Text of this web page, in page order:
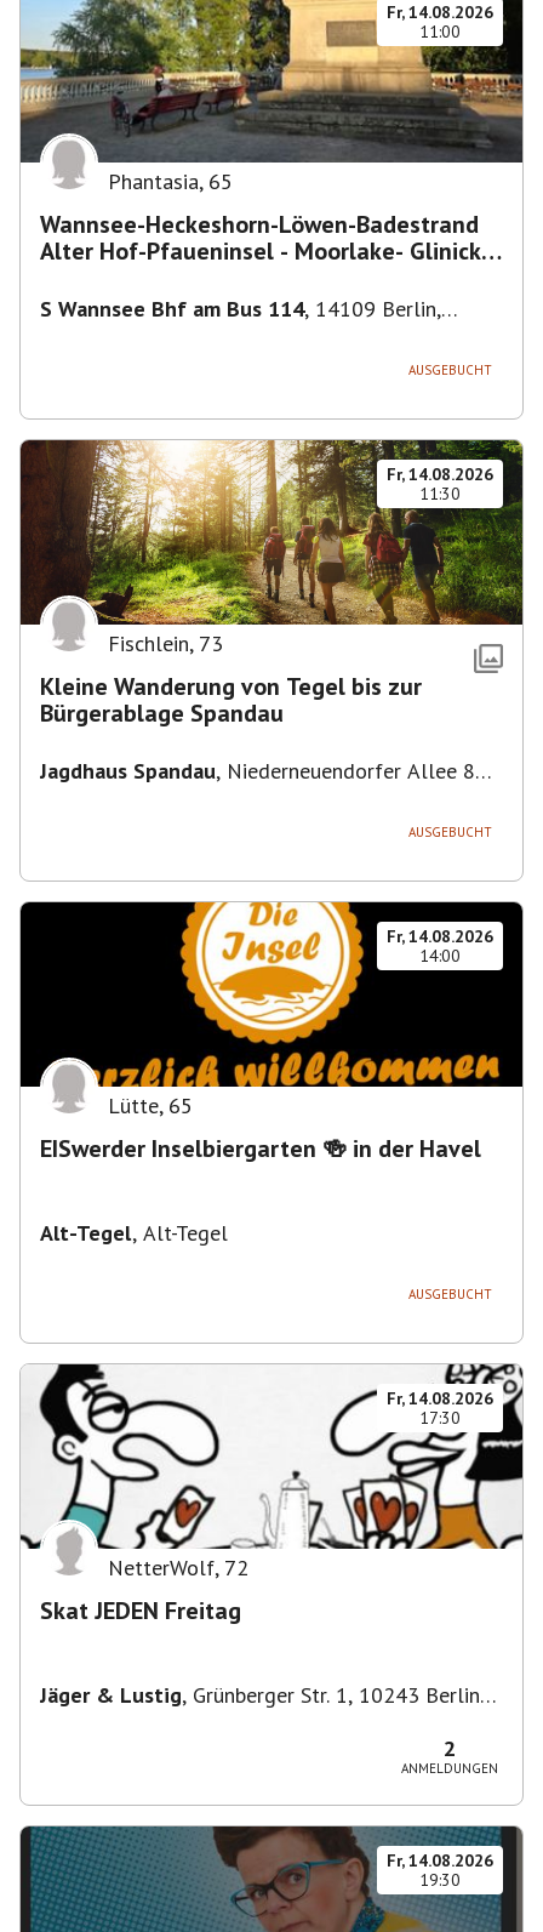
Fr, 14.08.2026
11:00
Phantasia, 65
Wannsee-Heckeshorn-Löwen-Badestrand
Alter Hof-Pfaueninsel - Moorlake- Glinicker
S Wannsee Bhf am Bus 114, 14109 Berlin,
AUSGEBUCHT
Fr, 14.08.2026
11:30
Fischlein, 73
Kleine Wanderung von Tegel bis zur
Bürgerablage Spandau
Jagdhaus Spandau, Niederneuendorfer Allee 80,
AUSGEBUCHT
Fr, 14.08.2026
14:00
Lütte, 65
EISwerder Inselbiergarten 🍻 in der Havel
Alt-Tegel, Alt-Tegel
AUSGEBUCHT
Fr, 14.08.2026
17:30
NetterWolf, 72
Skat JEDEN Freitag
Jäger & Lustig, Grünberger Str. 1, 10243 Berlin-
2
ANMELDUNGEN
Fr, 14.08.2026
19:30